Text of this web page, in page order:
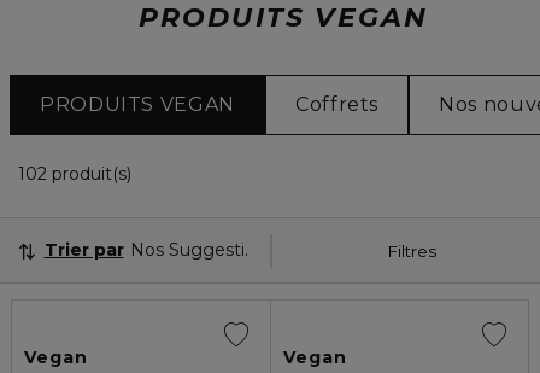
PRODUITS VEGAN
PRODUITS VEGAN Coffrets Nos
102 produit(s)
Filtres
Trier par Nos Suggestions
Vegan Vegan